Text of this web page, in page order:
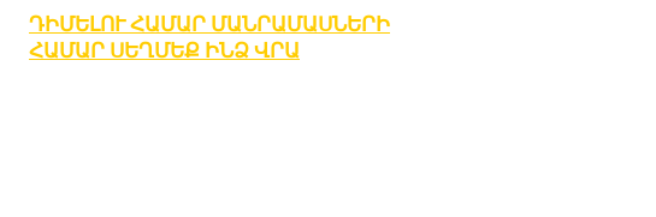
ԴԻՄԵԼՈՒ ՀԱՄԱՐ ՄԱՆՐԱՄԱՍՆԵՐԻ
ՀԱՄԱՐ ՍԵՂՄԵՔ ԻՆՁ ՎՐԱ